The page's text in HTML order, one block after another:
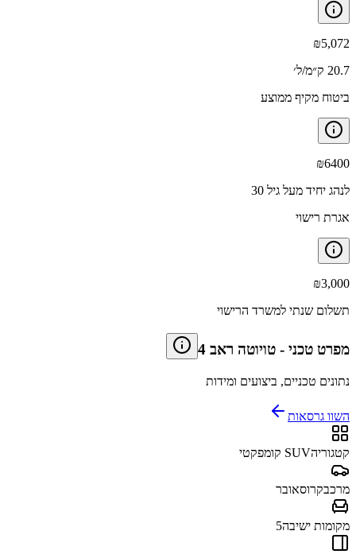
₪5,072
20.7 ק״מ/ל׳
ביטוח מקיף ממוצע
₪6400
לנהג יחיד מעל גיל 30
אגרת רישוי
₪3,000
תשלום שנתי למשרד הרישוי
מפרט טכני - טויוטה ראב 4
נתונים טכניים, ביצועים ומידות
השוו גרסאות
קטגוריהSUV קומפקטי
מרכבקרוסאובר
מקומות ישיבה5